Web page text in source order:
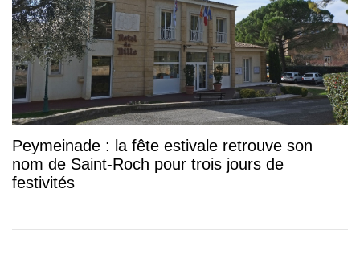
Peymeinade : la fête estivale retrouve son
nom de Saint-Roch pour trois jours de
festivités